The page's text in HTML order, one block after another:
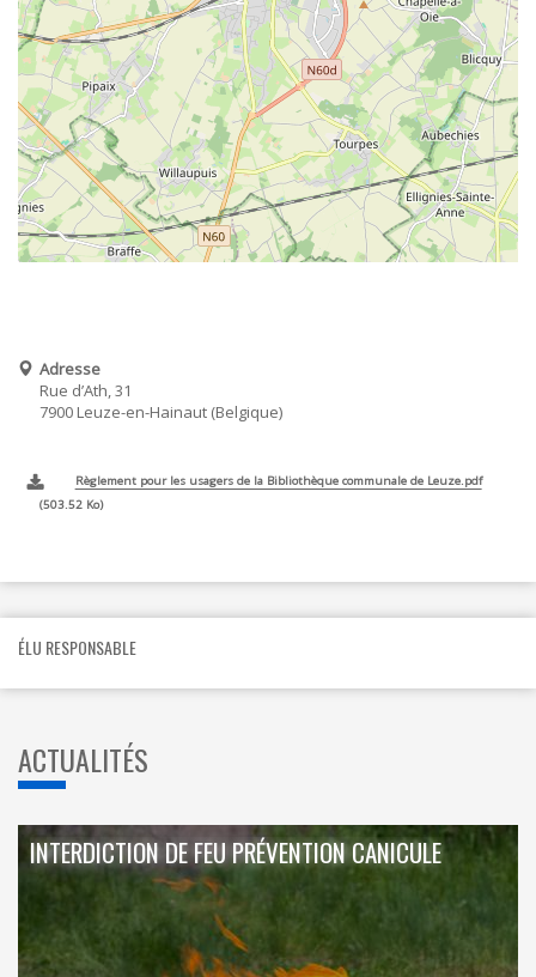
Adresse
Rue d’Ath, 31
7900 Leuze-en-Hainaut Belgique
Règlement pour les usagers de la Bibliothèque communale de Leuze.pdf
503.52 Ko
ÉLU RESPONSABLE
ACTUALITÉS
INTERDICTION DE FEU PRÉVENTION CANICULE